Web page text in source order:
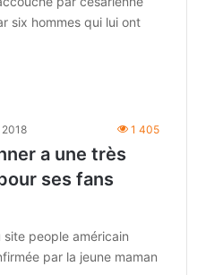
six hommes qui lui ont
1 405
a une très
ses fans
site people américain
par la jeune maman